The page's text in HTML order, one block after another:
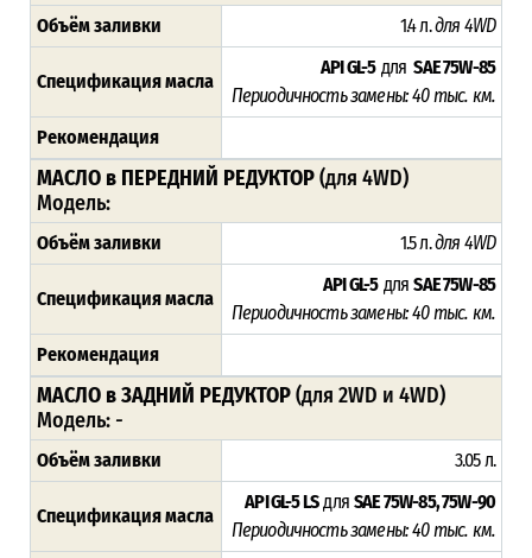
Объём заливки 1.4 л.для 4WD
Спецификация масла
API GL-5 дляSAE 75W-85
Периодичность замены: 40 тыс. км.
Рекомендация
МАСЛО в ПЕРЕДНИЙ РЕДУКТОР(для 4WD)
Модель:
Объём заливки 1.5 л.для 4WD
Спецификация масла
API GL-5 для SAE 75W-85
Периодичность замены: 40 тыс. км.
Рекомендация
МАСЛО в ЗАДНИЙ РЕДУКТОР(для 2WD и 4WD)
Модель: -
Объём заливки 3.05 л.
Спецификация масла
API GL-5 LSдляSAE 75W-85, 75W-90
Периодичность замены: 40 тыс. км.